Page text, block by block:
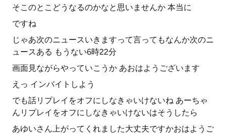
そこのとこどうなるのかなと思いませんか 本当に
ですね
じゃあ次のニュースいきますって言ってもなんか次のニ
ュースある もうない6時22分
画面見ながらやっていこうか あおはようございます
えっ インバイトしよう
でも話リプレイをオフにしなきゃいけないね あーちゃ
んリプレイをオフにしなきゃいけないはそうしたら
あゆいさん上がってくれました大丈夫ですかおはようご